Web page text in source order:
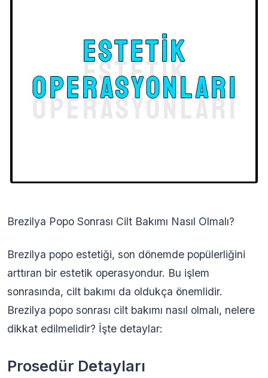
Brezilya Popo Sonrası Cilt Bakımı Nasıl Olmalı?
Brezilya popo estetiği, son dönemde popülerliğini
arttıran bir estetik operasyondur. Bu işlem
sonrasında, cilt bakımı da oldukça önemlidir.
Brezilya popo sonrası cilt bakımı nasıl olmalı, nelere
dikkat edilmelidir? İşte detaylar:
Prosedür Detayları